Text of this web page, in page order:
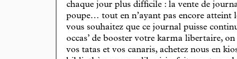
chaque jour plus difficile : la vente de
poupe… tout en n’ayant pas encore atteint
vous souhaitez que ce journal puisse
occas’ de booster votre karma libertaire,
vos tatas et vos canaris, achetez nous en